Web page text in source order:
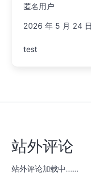
匿名用户
2026 年 5 月 24 日
test
站外评论
站外评论加载中……